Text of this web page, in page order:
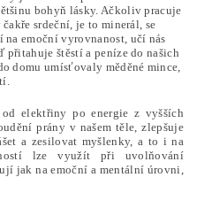
bohyň lásky. Ačkoliv pracuje
srdeční, je to minerál, se
emoční vyrovnanost, učí nás
přitahuje štěstí a peníze do našich
domu umísťovaly měděné mince,
elektřiny po energie z vyšších
prány v našem těle, zlepšuje
a zesilovat myšlenky, a to i na
lze využít při uvolňování
jak na emoční a mentální úrovni,